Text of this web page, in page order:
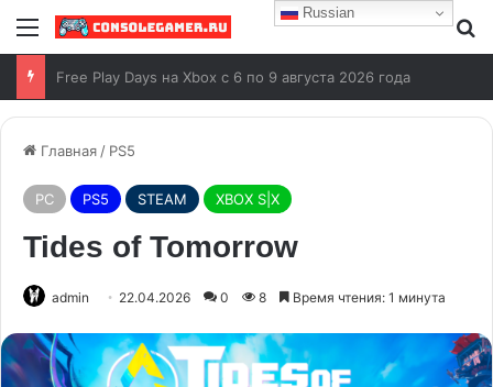
Чем отличается Switch от Switch 2
Главная / PS5
PC PS5 STEAM XBOX S|X
Tides of Tomorrow
admin 22.04.2026 0 8 Время чтения: 1 минута
Russian